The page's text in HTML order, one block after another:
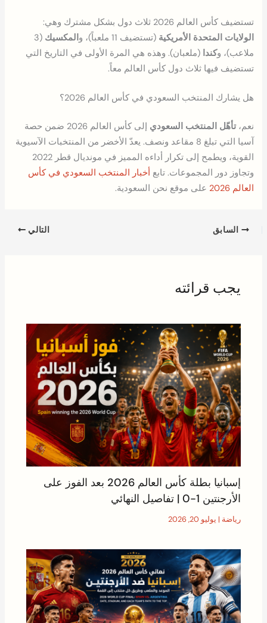
تستضيف كأس العالم 2026 ثلاث دول بشكل مشترك وهي:
الولايات المتحدة الأمريكية (تستضيف 11 ملعباً)، و المكسيك (3
ملاعب)، وكندا (ملعبان). وهذه هي المرة الأولى في التاريخ التي
تستضيف فيها ثلاث دول كأس العالم معاً.
هل يشارك المنتخب السعودي في كأس العالم 2026؟
نعم،تأهّل المنتخب السعودي
إلى كأس العالم 2026 ضمن حصة
آسيا التي تبلغ 8 مقاعد ونصف. يعدّ الأخضر من المنتخبات الآسيوية
القوية، ويطمح إلى تكرار أداءه المميز في مونديال قطر 2022
وتجاوز دور المجموعات. تابع أخبار المنتخب السعودي في كأس
العالم 2026
على موقع نحن السعودية.
السابق التالي
يجب قرائته
إسبانيا بطلة كأس العالم 2026 بعد الفوز على
الأرجنتين 1-0 | تفاصيل النهائي
رياضة | يوليو 20, 2026